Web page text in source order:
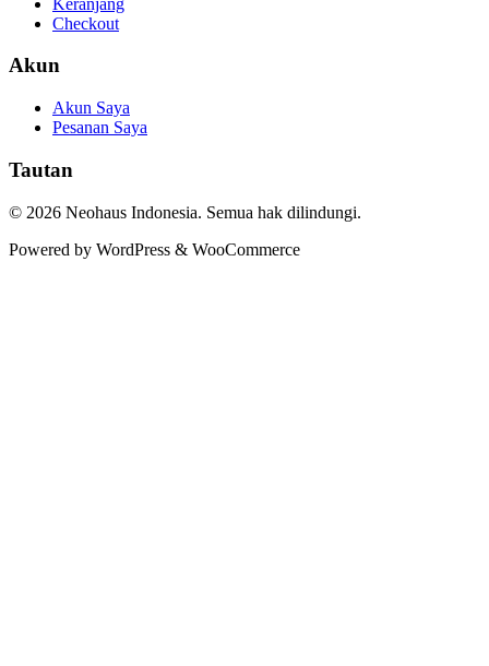
Checkout
Akun
Akun Saya
Pesanan Saya
Tautan
© 2026 Neohaus Indonesia. Semua hak dilindungi.
Powered by WordPress & WooCommerce